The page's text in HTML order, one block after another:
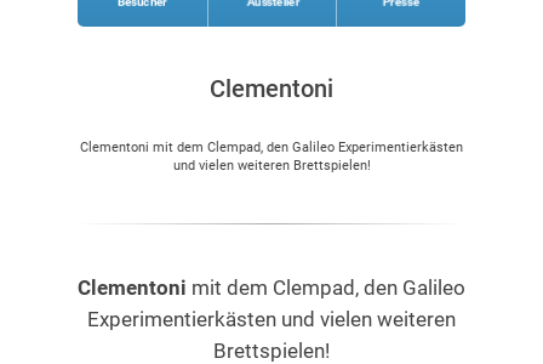
Clementoni
Clementoni mit dem Clempad, den Galileo Experimentierkästen
und vielen weiteren Brettspielen!
Clementoni mit dem Clempad, den Galileo
Experimentierkästen und vielen weiteren
Brettspielen!